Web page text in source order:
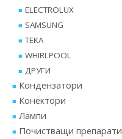
ELECTROLUX
SAMSUNG
TEKA
WHIRLPOOL
ДРУГИ
Кондензатори
Конектори
Лампи
Почистващи препарати